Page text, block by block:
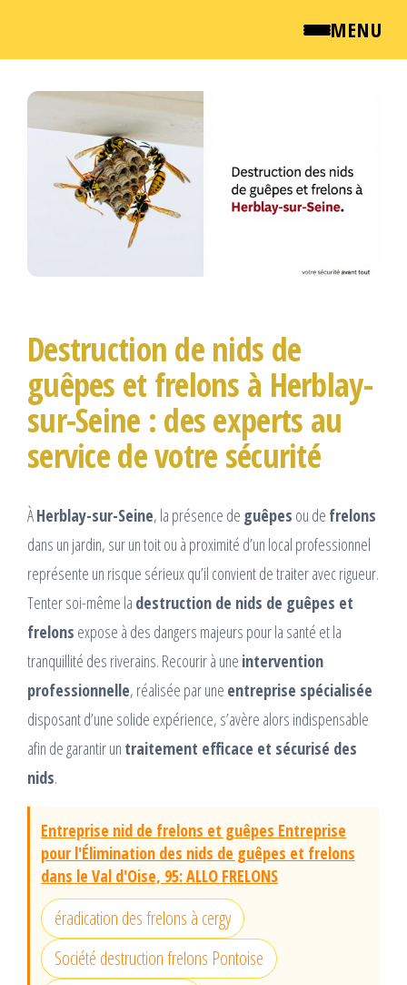
MENU
QUI SOMMES NOUS ?
NEWSROOM
TARIFS
Destruction de nids de
guêpes et frelons à Herblay-
sur-Seine : des experts au
service de votre sécurité
ÀHerblay-sur-Seine, la présence de guêpes ou de frelons
dans un jardin, sur un toit ou à proximité d’un local professionnel
représente un risque sérieux qu’il convient de traiter avec rigueur.
Tenter soi-même la destruction de nids de guêpes et
frelons expose à des dangers majeurs pour la santé et la
tranquillité des riverains. Recourir à une intervention
professionnelle, réalisée par une entreprise spécialisée
disposant d’une solide expérience, s’avère alors indispensable
afin de garantir un traitement efficace et sécurisé des
nids.
Entreprise nid de frelons et guêpes Entreprise
pour l'Élimination des nids de guêpes et frelons
dans le Val d'Oise, 95: ALLO FRELONS
éradication des frelons à cergy
Société destruction frelons Pontoise